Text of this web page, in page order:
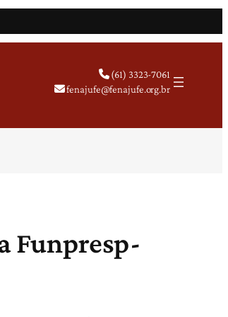
(61) 3323-7061
fenajufe@fenajufe.org.br
Funpresp-